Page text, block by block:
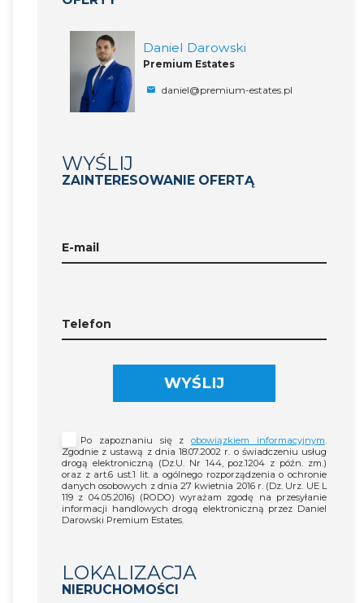
Daniel Darowski
Premium Estates
daniel@premium-estates.pl
WYŚLIJ
ZAINTERESOWANIE OFERTĄ
E-mail
Telefon
WYŚLIJ
Po zapoznaniu się zobowiązkiem informacyjnym
Zgodnie z ustawą z dnia 18.07.2002 r. o świadczeniu usług
drogą elektroniczną (Dz.U. Nr 144, poz.1204 z późn. zm.)
oraz z art.6 ust.1 lit. a ogólnego rozporządzenia o ochronie
danych osobowych z dnia 27 kwietnia 2016 r. (Dz. Urz. UE L
119 z 04.05.2016) (RODO) wyrażam zgodę na przesyłanie
informacji handlowych drogą elektroniczną przez Daniel
Darowski Premium Estates.
LOKALIZACJA
NIERUCHOMOŚCI